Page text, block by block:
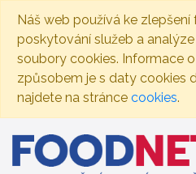
Náš web používá ke zlepšení
poskytování služeb a
soubory cookies. Informace
způsobem je s daty cookies
najdete na stránce cookies.